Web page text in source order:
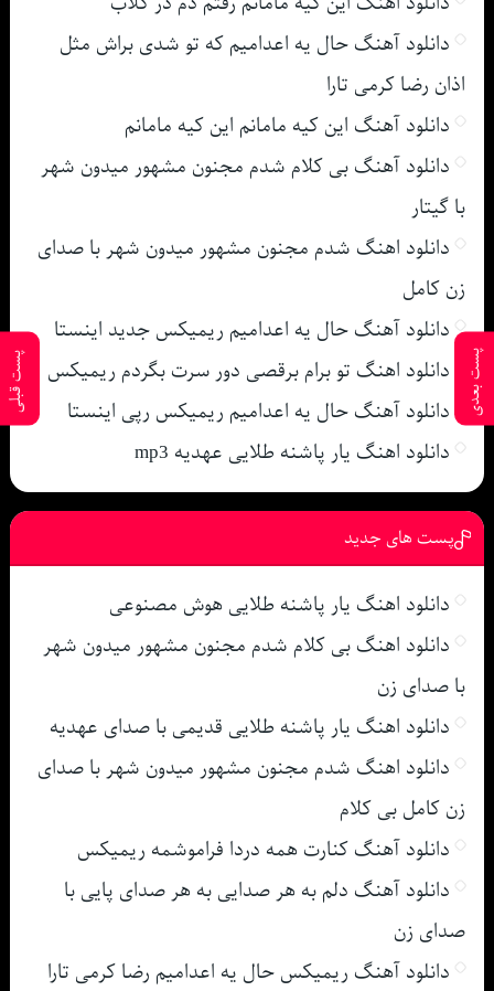
پست بعدی پست قبلی
دانلود آهنگ حال یه اعدامیم که تو شدی براش مثل
اذان رضا کرمی تارا
دانلود آهنگ این کیه مامانم این کیه مامانم
دانلود آهنگ بی کلام شدم مجنون مشهور میدون شهر
با گیتار
دانلود اهنگ شدم مجنون مشهور میدون شهر با صدای
زن کامل
دانلود آهنگ حال یه اعدامیم ریمیکس جدید اینستا
دانلود اهنگ تو برام برقصی دور سرت بگردم ریمیکس
دانلود آهنگ حال یه اعدامیم ریمیکس رپی اینستا
دانلود اهنگ یار پاشنه طلایی عهدیه mp3
پست های جدید
دانلود اهنگ یار پاشنه طلایی هوش مصنوعی
دانلود اهنگ بی کلام شدم مجنون مشهور میدون شهر
با صدای زن
دانلود اهنگ یار پاشنه طلایی قدیمی با صدای عهدیه
دانلود اهنگ شدم مجنون مشهور میدون شهر با صدای
زن کامل بی کلام
دانلود آهنگ کنارت همه دردا فراموشمه ریمیکس
دانلود آهنگ دلم به هر صدایی به هر صدای پایی با
صدای زن
دانلود آهنگ ریمیکس حال یه اعدامیم رضا کرمی تارا